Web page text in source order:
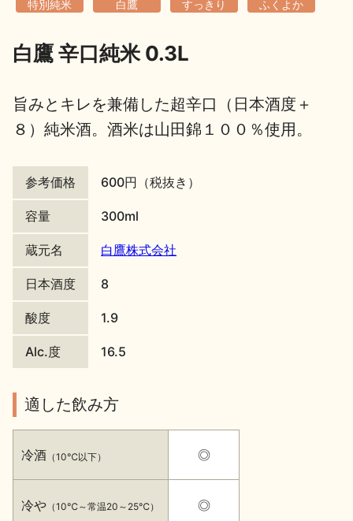
歳時記 地酒蔵元会検定
日本酒の楽しみ方特集
地酒・イベント情報
特別純米 白鷹 すっきり ふくよか
白鷹 辛口純米 0.3L
旨みとキレを兼備した超辛口（日本酒度＋
８）純米酒。酒米は山田錦１００％使用。
参考価格 600円（税抜き）
容量 300ml
蔵元名 白鷹株式会社
日本酒度 8
酸度 1.9
Alc.度 16.5
適した飲み方
冷酒 （10℃以下）
冷や （10℃～常温20～25℃）
◎
◎